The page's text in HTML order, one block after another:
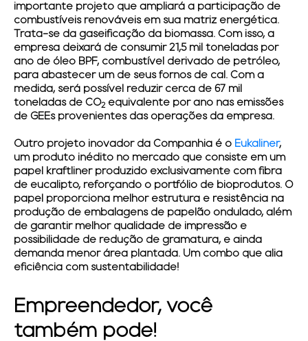
importante projeto que ampliará a participação de
combustíveis renováveis em sua matriz energética.
Trata-se da gaseificação da biomassa. Com isso, a
empresa deixará de consumir 21,5 mil toneladas por
ano de óleo BPF, combustível derivado de petróleo,
para abastecer um de seus fornos de cal. Com a
medida, será possível reduzir cerca de 67 mil
toneladas de CO2 equivalente por ano nas emissões
de GEEs provenientes das operações da empresa.
Outro projeto inovador da Companhia é o Eukaliner,
um produto inédito no mercado que consiste em um
papel kraftliner produzido exclusivamente com fibra
de eucalipto, reforçando o portfólio de bioprodutos. O
papel proporciona melhor estrutura e resistência na
produção de embalagens de papelão ondulado, além
de garantir melhor qualidade de impressão e
possibilidade de redução de gramatura, e ainda
demanda menor área plantada. Um combo que alia
eficiência com sustentabilidade!
Empreendedor, você
também pode!